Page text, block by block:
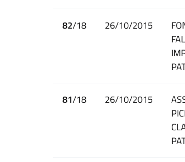
82/18 26/10/2015
81/18 26/10/2015